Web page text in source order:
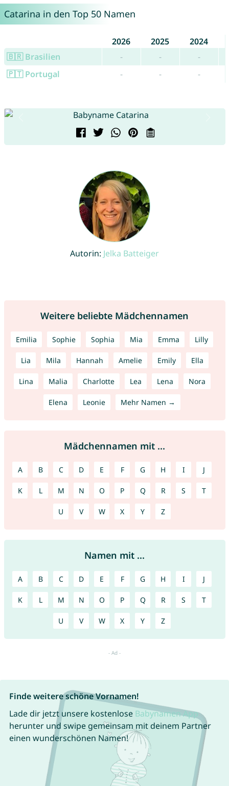
Catarina in den Top 50 Namen
2026 2025
2024
🇧🇷 Brasilien
- -
-
🇵🇹 Portugal
- - -
Autorin: Jelka Batteiger
Weitere beliebte Mädchennamen
Emilia Sophie Sophia Mia Emma Lilly
Lia Mila Hannah Amelie Emily Ella
Lina Malia Charlotte Lea Lena Nora
Elena Leonie Mehr Namen →
Mädchennamen mit ...
A B C D E F G H I J
K L M N O P Q R S T
U V W X Y Z
Namen mit ...
A B C D E F G H I J
K L M N O P Q R S T
U V W X Y Z
Finde weitere schöne Vornamen!
Lade dir jetzt unsere kostenlose Babynamen App
herunter und swipe gemeinsam mit deinem Partner
einen wunderschönen Namen!